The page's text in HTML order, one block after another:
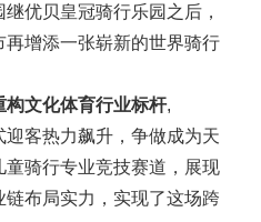
继优贝皇冠骑行乐园之后，
再增添一张崭新的世界骑行
文化体育行业标杆,
客热力飙升，争做成为天
童骑行专业竞技赛道，展现
链布局实力，实现了这场跨